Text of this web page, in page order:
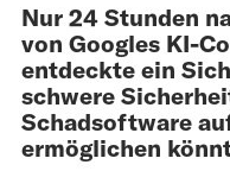
Nur 24 Stunden
von Googles KI-
entdeckte ein
schwere
Schadsoftware
ermöglichen